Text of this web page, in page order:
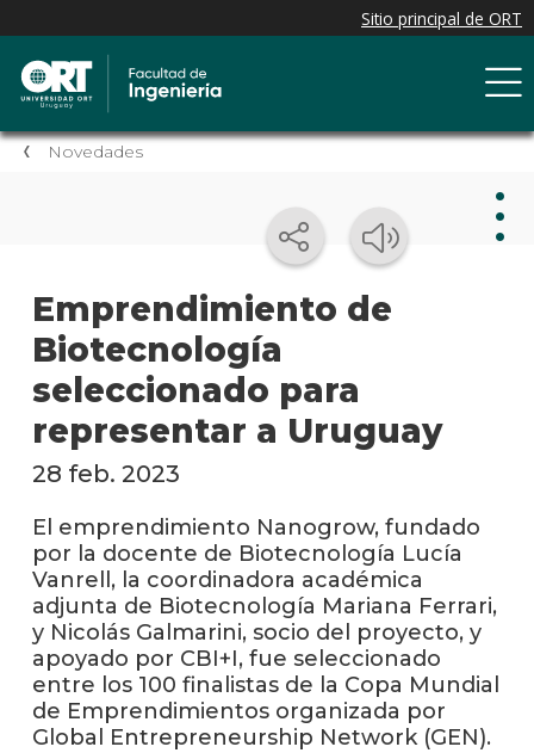
Novedades
Emprendimiento de
Biotecnología
seleccionado para
representar a Uruguay
La
en
28 feb. 2023
El emprendimiento Nanogrow, fundado
por la docente de Biotecnología Lucía
Vanrell, la coordinadora académica
adjunta de Biotecnología Mariana Ferrari,
y Nicolás Galmarini, socio del proyecto, y
apoyado por CBI+I, fue seleccionado
entre los 100 finalistas de la Copa Mundial
de Emprendimientos organizada por
Global Entrepreneurship Network (GEN).